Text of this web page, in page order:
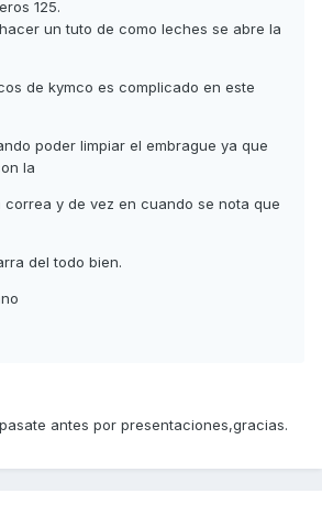
125.
un tuto de como leches se abre la
de kymco es complicado en este
poder limpiar el embrague ya que
la
correa y de vez en cuando se nota que
del todo bien.
antes por presentaciones,gracias.